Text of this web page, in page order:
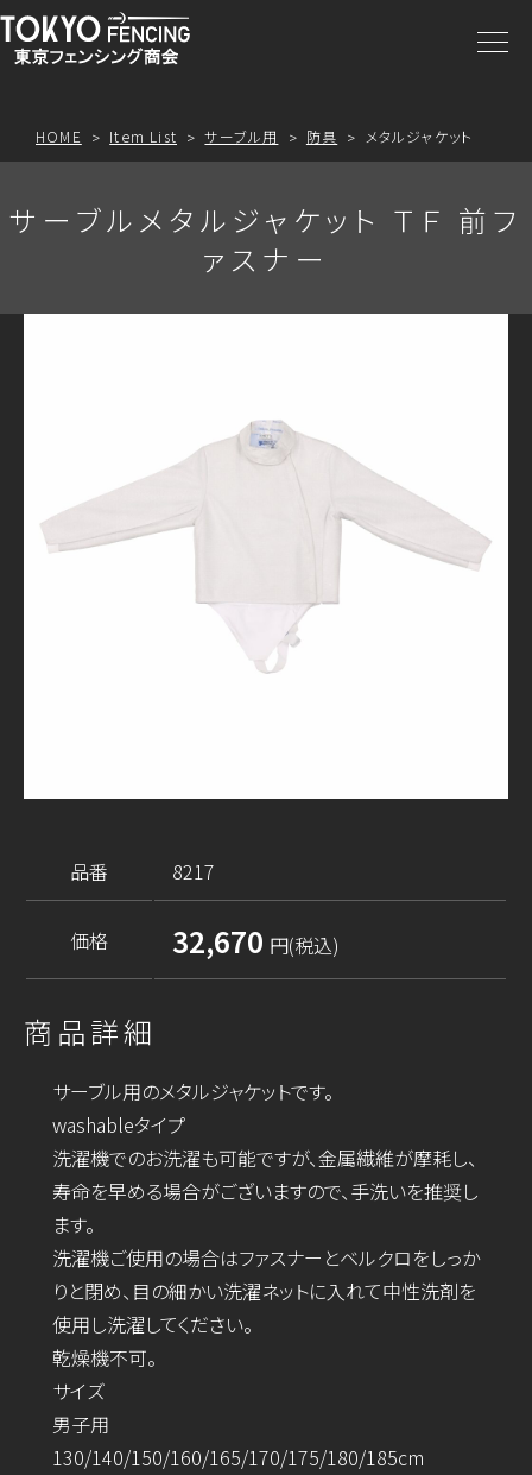
商品一覧
HOME Item List サーブル用 防具 メタルジャケット
サーブルメタルジャケット ＴＦ 前フ
ァスナー
品番 8217
価格 32,670 円(税込)
商品詳細
サーブル用のメタルジャケットです。
washableタイプ
洗濯機でのお洗濯も可能ですが、金属繊維が摩耗し、
寿命を早める場合がございますので、手洗いを推奨し
ます。
洗濯機ご使用の場合はファスナーとベルクロをしっか
りと閉め、目の細かい洗濯ネットに入れて中性洗剤を
使用し洗濯してください。
乾燥機不可。
サイズ
男子用
130/140/150/160/165/170/175/180/185cm